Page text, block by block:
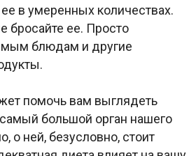
в умеренных количествах.
бросайте ее. Просто
блюдам и другие
помочь вам выглядеть
большой орган нашего
о ней, безусловно, стоит